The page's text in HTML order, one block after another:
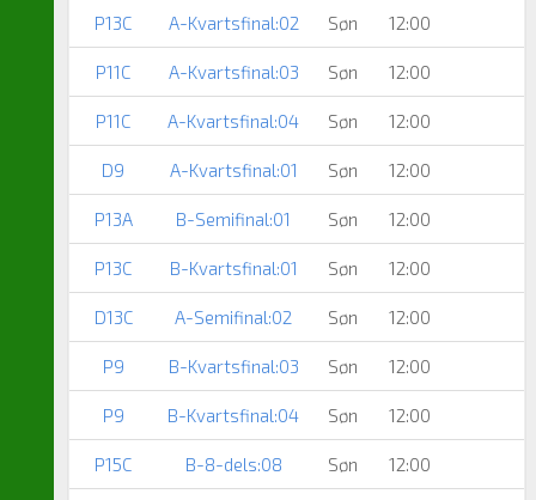
P13C A-Kvartsfinal:02 Søn 12:00
P11C A-Kvartsfinal:03 Søn 12:00
P11C A-Kvartsfinal:04 Søn 12:00
D9 A-Kvartsfinal:01 Søn 12:00
P13A B-Semifinal:01 Søn 12:00
P13C B-Kvartsfinal:01 Søn 12:00
D13C A-Semifinal:02 Søn 12:00
P9 B-Kvartsfinal:03 Søn 12:00
P9 B-Kvartsfinal:04 Søn 12:00
P15C B-8-dels:08 Søn 12:00